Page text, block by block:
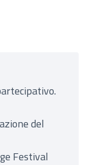
del
Festival